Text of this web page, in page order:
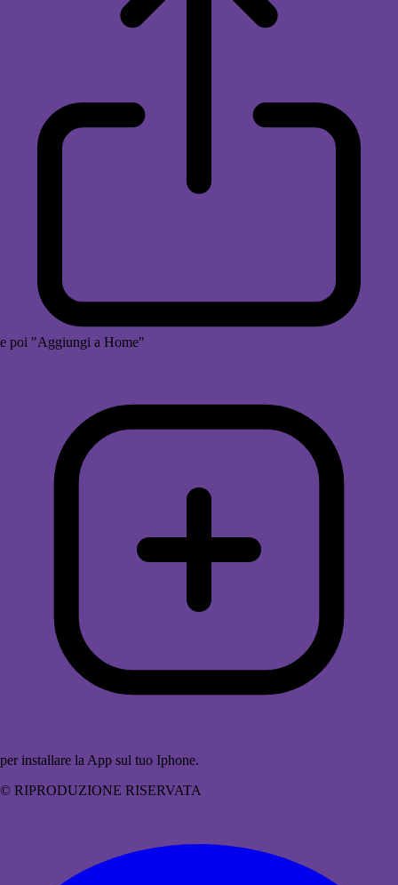
e poi "Aggiungi a Home"
per installare la App sul tuo Iphone.
© RIPRODUZIONE RISERVATA